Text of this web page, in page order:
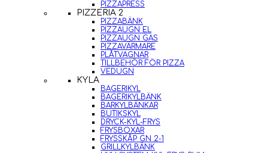
PIZZAPRESS
PIZZERIA 2
PIZZABÄNK
PIZZAUGN EL
PIZZAUGN GAS
PIZZAVÄRMARE
PLÅTVAGNAR
TILLBEHÖR FÖR PIZZA
VEDUGN
KYLA
BAGERIKYL
BAGERIKYLBÄNK
BARKYLBÄNKAR
BUTIKSKYL
DRYCK-KYL-FRYS
FRYSBOXAR
FRYSSKÅP GN 2-1
GRILLKYLBÄNK